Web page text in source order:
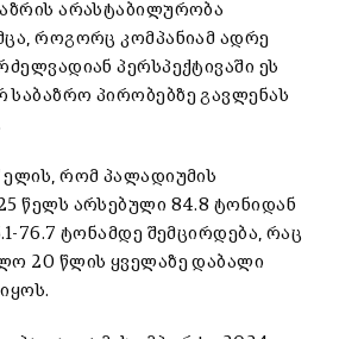
არასტაბილურობა
როგორც კომპანიამ ადრე
პერსპექტივაში ეს
საბაზრო პირობებზე გავლენას
ელის, რომ პალადიუმის
წელს არსებული 84.8 ტონიდან
76.7 ტონამდე შემცირდება, რაც
20 წლის ყველაზე დაბალი